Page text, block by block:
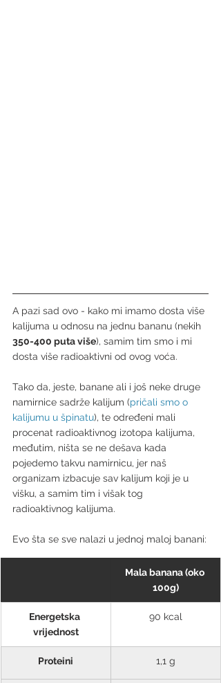
A pazi sad ovo - kako mi imamo dosta više
kalijuma u odnosu na jednu bananu (nekih
350-400 puta više), samim tim smo i mi
dosta više radioaktivni od ovog voća.
Tako da, jeste, banane ali i još neke druge
namirnice sadrže kalijum (pričali smo o
kalijumu u špinatu), te određeni mali
procenat radioaktivnog izotopa kalijuma,
međutim, ništa se ne dešava kada
pojedemo takvu namirnicu, jer naš
organizam izbacuje sav kalijum koji je u
višku, a samim tim i višak tog
radioaktivnog kalijuma.
Evo šta se sve nalazi u jednoj maloj banani:
Mala banana (oko
100g)
Energetska
vrijednost
90 kcal
Proteini 1,1 g